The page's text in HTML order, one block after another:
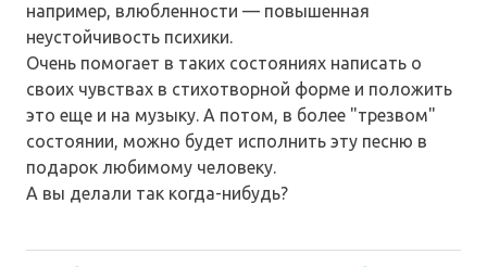
например, влюбленности — повышенная
неустойчивость психики.
Очень помогает в таких состояниях написать о
своих чувствах в стихотворной форме и положить
это еще и на музыку. А потом, в более "трезвом"
состоянии, можно будет исполнить эту песню в
подарок любимому человеку.
А вы делали так когда-нибудь?